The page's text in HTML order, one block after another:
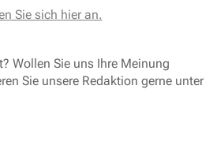
Sie sich hier an.
Wollen Sie uns Ihre Meinung
Sie unsere Redaktion gerne unter